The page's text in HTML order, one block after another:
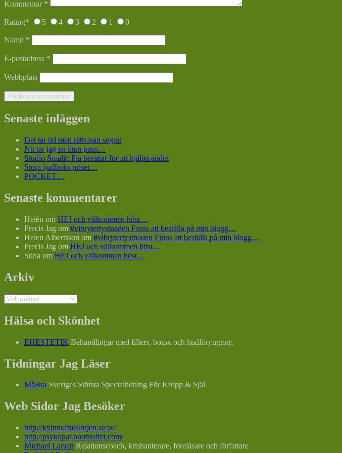
Kommentar *
Rating* 5 4 3 2 1 0
Namn *
E-postadress *
Webbplats
Senaste inläggen
Det tar tid men rättvisan segrar
Nu tar jag en liten paus…
Studio Smålit: Pia berättar för att hjälpa andra
Stora ljudboks priset…
POCKET…
Senaste kommentarer
Helén om HEJ och välkommen höst…
Precis Jag om #vibrytertystnaden Finns att beställa på min blogg…
Helen Albertsson om #vibrytertystnaden Finns att beställa på min blogg…
Precis Jag om HEJ och välkommen höst…
Stina om HEJ och välkommen höst…
Arkiv
Arkiv
Hälsa och Skönhet
EHESTETIK Behandlingar med fillers, botox och hudföryngring
Tidningar Jag Läser
MåBra Sveriges Största Specialtidning För Kropp & Själ.
Web Sidor Jag Besöker
http://kvinnofridslinjen.se/sv/
http://psykopat.brottsoffer.com/
Michael Larsen Relationscoach, krishanterare, föreläsare och författare